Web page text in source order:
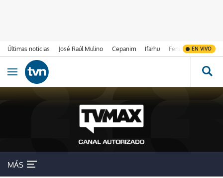
Últimas noticias José Raúl Mulino Cepanim Ifarhu Fenómeno de El
EN VIVO
Ir al contenido
Obrir navegació
MÁS